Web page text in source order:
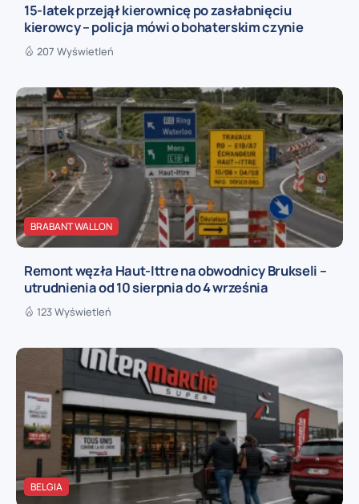
15-latek przejął kierownicę po zasłabnięciu
kierowcy – policja mówi o bohaterskim czynie
207 Wyświetleń
BRABANT WALLON
Remont węzła Haut-Ittre na obwodnicy Brukseli –
utrudnienia od 10 sierpnia do 4 września
123 Wyświetleń
BELGIA